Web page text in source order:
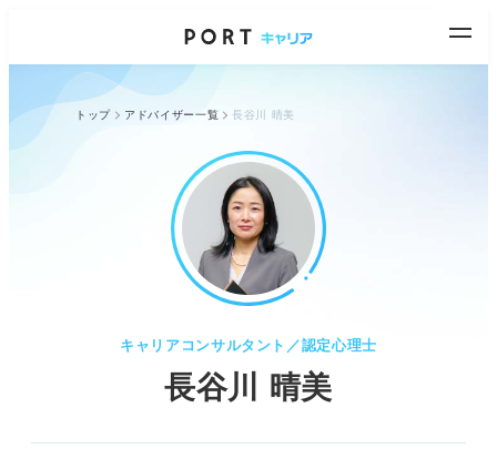
トップ アドバイザー一覧 長谷川 晴美
キャリアコンサルタント／認定心理士
長谷川 晴美